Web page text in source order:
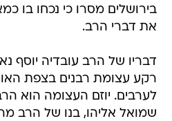
בירושלים מסרו כי נכחו בו
את דברי הרב.
דבריו של הרב עובדיה יוסף
רקע עצומת רבנים בצפת
לערבים. יוזם העצומה הוא
שמואל אליהו, בנו של הרב